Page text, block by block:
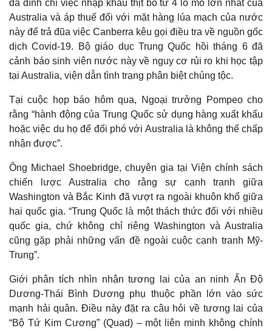
đã đình chỉ việc nhập khẩu thịt bò từ 4 lò mổ lớn nhất của
Australia và áp thuế đối với mặt hàng lúa mạch của nước
này để trả đũa việc Canberra kêu gọi điều tra về nguồn gốc
dịch Covid-19. Bộ giáo dục Trung Quốc hồi tháng 6 đã
cảnh báo sinh viên nước này về nguy cơ rủi ro khi học tập
tại Australia, viện dẫn tình trạng phân biệt chủng tộc.
Tại cuộc họp báo hôm qua, Ngoại trưởng Pompeo cho
rằng “hành động của Trung Quốc sử dụng hàng xuất khẩu
hoặc việc du họ để đối phó với Australia là không thể chấp
nhận được”.
Ông Michael Shoebridge, chuyên gia tại Viện chính sách
chiến lược Australia cho rằng sự cạnh tranh giữa
Washington và Bắc Kinh đã vượt ra ngoài khuôn khổ giữa
hai quốc gia. “Trung Quốc là một thách thức đối với nhiều
quốc gia, chứ không chỉ riêng Washington và Australia
cũng gặp phải những vấn đề ngoài cuộc cạnh tranh Mỹ-
Trung”.
Giới phân tích nhìn nhận tương lai của an ninh Ấn Độ
Dương-Thái Bình Dương phụ thuộc phần lớn vào sức
mạnh hải quân. Điều này đặt ra câu hỏi về tương lai của
“Bộ Tứ Kim Cương” (Quad) – một liên minh không chính